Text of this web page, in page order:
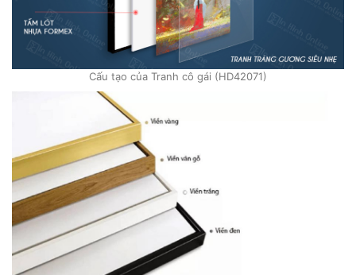
Cấu tạo của Tranh cô gái (HD42071)